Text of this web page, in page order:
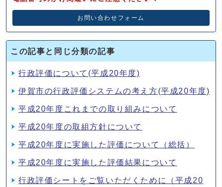
お問い合わせフォーム
この記事と同じ分類の記事
行政評価について(平成20年度)
伊賀市の行政評価システムの考え方(平成20年度)
平成20年度これまでの取り組みについて
平成20年度の取組方針について
平成20年度に実施した評価について（総括）
平成20年度に実施した評価結果について
行政評価シートをご覧いただくために（平成20